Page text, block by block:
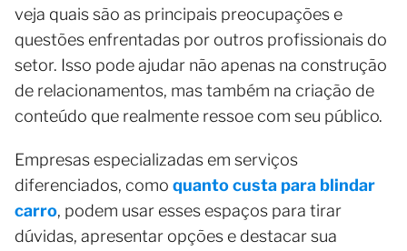
veja quais são as principais preocupações e
questões enfrentadas por outros profissionais do
setor. Isso pode ajudar não apenas na construção
de relacionamentos, mas também na criação de
conteúdo que realmente ressoe com seu público.
Empresas especializadas em serviços
diferenciados, como quanto custa para blindar
carro, podem usar esses espaços para tirar
dúvidas, apresentar opções e destacar sua